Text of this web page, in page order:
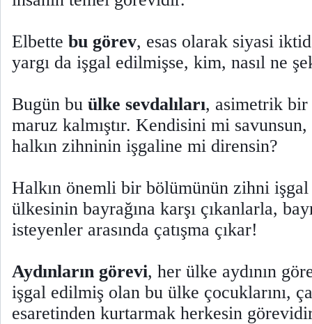
Elbette bu görev, esas olarak siyasi
yargı da işgal edilmişse, kim, nasıl ne
Bugün bu ülke sevdalıları, asimetrik
maruz kalmıştır. Kendisini mi
halkın zihninin işgaline mi dirensin?
Halkın önemli bir bölümünün zihni
ülkesinin bayrağına karşı çıkanlarla,
isteyenler arasında çatışma çıkar!
Aydınların görevi, her ülke aydının
işgal edilmiş olan bu ülke çocuklarını,
esaretinden kurtarmak herkesin